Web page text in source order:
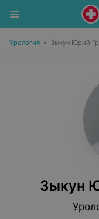
Урология • Зыкун Юрий
Зыкун